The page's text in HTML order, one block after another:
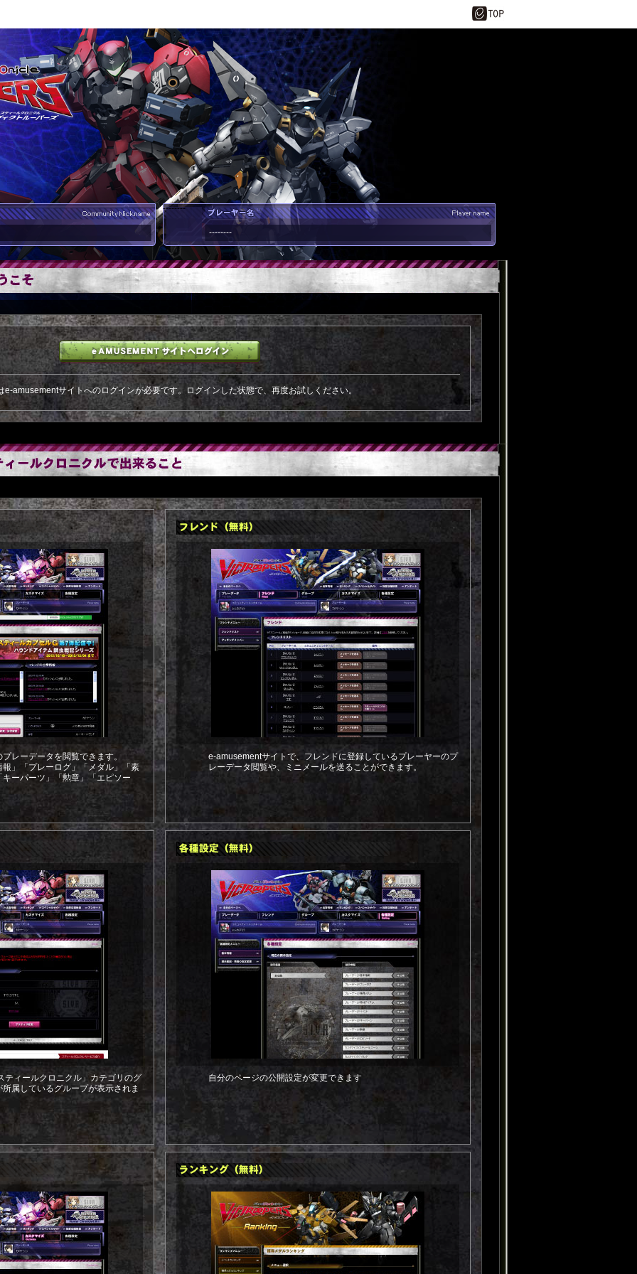
--------
--------
e-amusementサイトへのログインが必要です。ログインした状態で、再度お試しください。
レーデータを閲覧できます。
」「プレーログ」「メダル」「素
ーパーツ」「勲章」「エピソー
e-amusementサイトで、フレンドに登録しているプレーヤーのプ
レーデータ閲覧や、ミニメールを送ることができます。
ィールクロニクル」カテゴリのグ
属しているグループが表示されま
自分のページの公開設定が変更できます